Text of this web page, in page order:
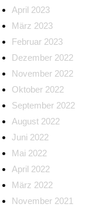
April 2023
März 2023
Februar 2023
Dezember 2022
November 2022
Oktober 2022
September 2022
August 2022
Juni 2022
Mai 2022
April 2022
März 2022
November 2021